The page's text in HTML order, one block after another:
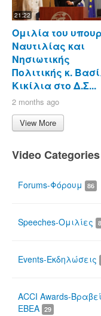
21:22
Ομιλία του
Ναυτιλίας και
Νησιωτικής
Πολιτικής κ.
Κικίλια στο Δ.Σ...
2 months ago
View More
Video Categories
Forums-Φόρουμ 86
Speeches-Ομιλίες
Events-Εκδηλώσεις
ACCI Awards-
ΕΒΕΑ 29